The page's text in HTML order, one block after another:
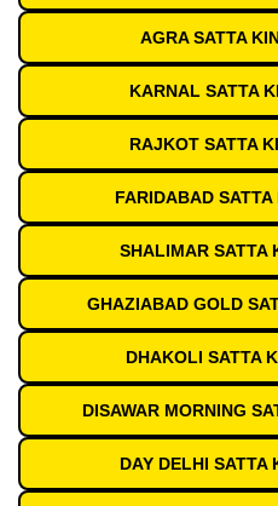
AGRA SATTA
KARNAL SATTA
RAJKOT SATTA
FARIDABAD
SHALIMAR SATTA
GHAZIABAD GOLD
DHAKOLI SATTA
DISAWAR MORNING
DAY DELHI SATTA